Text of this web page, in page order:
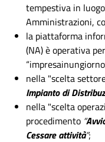
tempestiva in
Amministrazioni,
la piattaforma
(NA) è operativa
nella "scelta
Impianto di
nella "scelta
procedimento “
Cessare attività”;